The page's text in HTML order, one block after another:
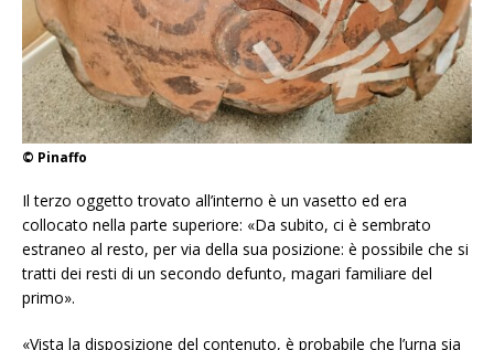
© Pinaffo
Il terzo oggetto trovato all’interno è un vasetto ed era
collocato nella parte superiore: «Da subito, ci è sembrato
estraneo al resto, per via della sua posizione: è possibile che si
tratti dei resti di un secondo defunto, magari familiare del
primo».
«Vista la disposizione del contenuto, è probabile che l’urna sia